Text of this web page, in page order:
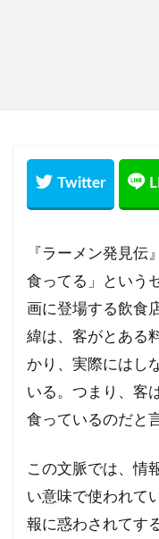
『ラーメン発見伝
食ってる」という
画に登場する飲食
緯は、客がとある
かり、実際にはし
いる。つまり、客
食っているのだと
この文脈では、情
い意味で使われて
報に惑わされてす